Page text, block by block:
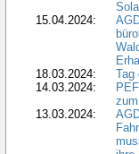
15.04.2024:
18.03.2024:
Tag
14.03.2024:
13.03.2024: